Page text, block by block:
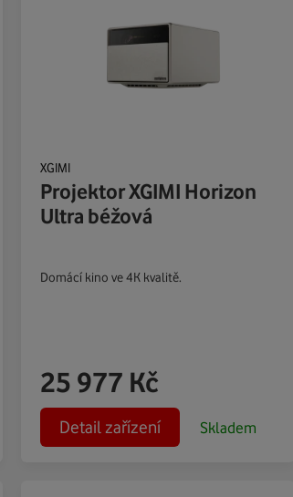
XGIMI
Projektor XGIMI Horizon
Ultra béžová
Domácí kino ve 4K kvalitě.
25 977 Kč
Detail zařízení Skladem